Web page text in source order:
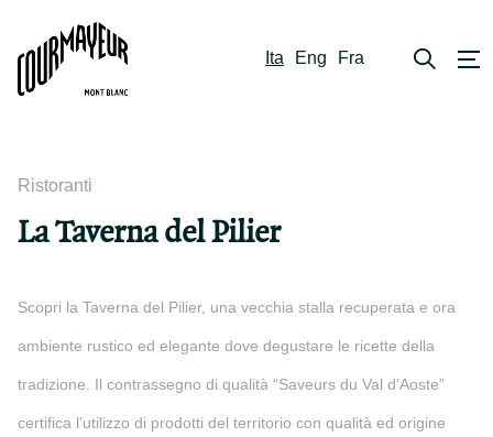
Ita Eng Fra
Ristoranti
La Taverna del Pilier
Scopri la Taverna del Pilier, una vecchia stalla recuperata e ora
ambiente rustico ed elegante dove degustare le ricette della
tradizione. Il contrassegno di qualità “Saveurs du Val d’Aoste”
certifica l’utilizzo di prodotti del territorio con qualità ed origine